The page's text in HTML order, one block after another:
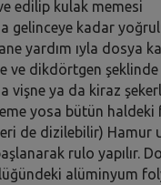
edilip kulak memesi
gelinceye kadar
yardım ıyla dosya
ve dikdörtgen şeklinde
vişne ya da kiraz
yosa bütün haldeki
de dizilebilir) Hamur
rulo yapılır.
alüminyum